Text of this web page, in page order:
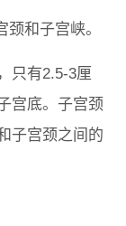
和子宫峡。
只有2.5-3厘
宫底。子宫颈
子宫颈之间的